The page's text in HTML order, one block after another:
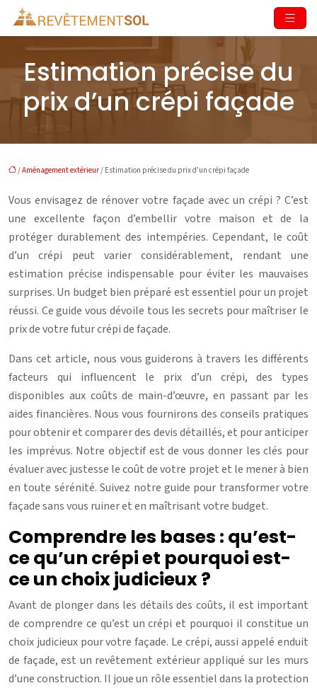
Estimation précise du
prix d’un crépi façade
/Aménagement extérieur / Estimation précise du prix d’un crépi façade
Vous envisagez de rénover votre façade avec un crépi ? C’est
une excellente façon d’embellir votre maison et de la
protéger durablement des intempéries. Cependant, le coût
d’un crépi peut varier considérablement, rendant une
estimation précise indispensable pour éviter les mauvaises
surprises. Un budget bien préparé est essentiel pour un projet
réussi. Ce guide vous dévoile tous les secrets pour maîtriser le
prix de votre futur crépi de façade.
Dans cet article, nous vous guiderons à travers les différents
facteurs qui influencent le prix d’un crépi, des types
disponibles aux coûts de main-d’œuvre, en passant par les
aides financières. Nous vous fournirons des conseils pratiques
pour obtenir et comparer des devis détaillés, et pour anticiper
les imprévus. Notre objectif est de vous donner les clés pour
évaluer avec justesse le coût de votre projet et le mener à bien
en toute sérénité. Suivez notre guide pour transformer votre
façade sans vous ruiner et en maîtrisant votre budget.
Comprendre les bases : qu’est-
ce qu’un crépi et pourquoi est-
ce un choix judicieux ?
Avant de plonger dans les détails des coûts, il est important
de comprendre ce qu’est un crépi et pourquoi il constitue un
choix judicieux pour votre façade. Le crépi, aussi appelé enduit
de façade, est un revêtement extérieur appliqué sur les murs
d’une construction. Il joue un rôle essentiel dans la protection